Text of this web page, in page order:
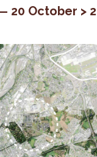
20 October >